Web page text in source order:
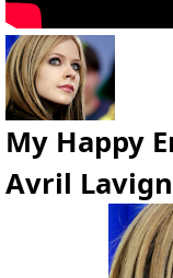
My Happy
Avril